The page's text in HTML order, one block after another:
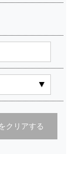
クリアする